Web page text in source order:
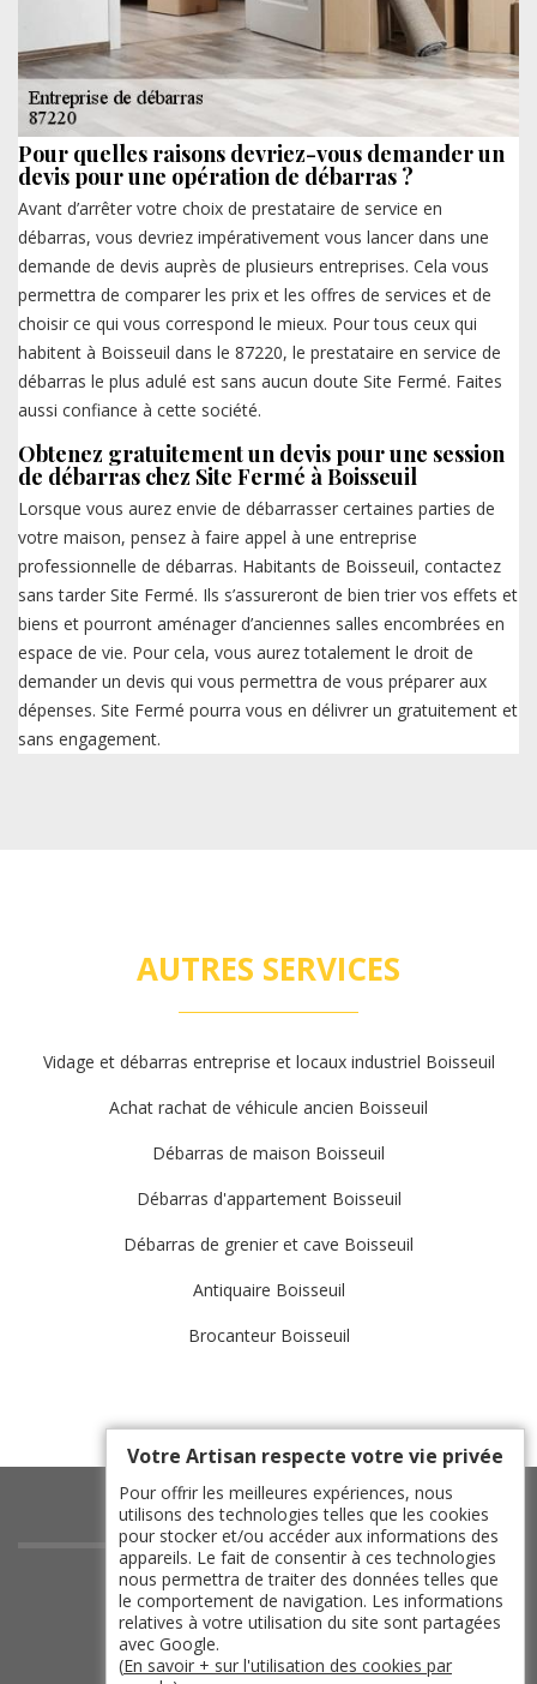
Pour quelles raisons devriez-vous demander un
devis pour une opération de débarras ?
Avant d’arrêter votre choix de prestataire de service en
débarras, vous devriez impérativement vous lancer dans une
demande de devis auprès de plusieurs entreprises. Cela vous
permettra de comparer les prix et les offres de services et de
choisir ce qui vous correspond le mieux. Pour tous ceux qui
habitent à Boisseuil dans le 87220, le prestataire en service de
débarras le plus adulé est sans aucun doute Site Fermé. Faites
aussi confiance à cette société.
Obtenez gratuitement un devis pour une session
de débarras chez Site Fermé à Boisseuil
Lorsque vous aurez envie de débarrasser certaines parties de
votre maison, pensez à faire appel à une entreprise
professionnelle de débarras. Habitants de Boisseuil, contactez
sans tarder Site Fermé. Ils s’assureront de bien trier vos effets et
biens et pourront aménager d’anciennes salles encombrées en
espace de vie. Pour cela, vous aurez totalement le droit de
demander un devis qui vous permettra de vous préparer aux
dépenses. Site Fermé pourra vous en délivrer un gratuitement et
sans engagement.
AUTRES SERVICES
Vidage et débarras entreprise et locaux industriel Boisseuil
Achat rachat de véhicule ancien Boisseuil
Débarras de maison Boisseuil
Débarras d'appartement Boisseuil
Débarras de grenier et cave Boisseuil
Antiquaire Boisseuil
Brocanteur Boisseuil
indisponible
indisponible
indisponible
Votre Artisan respecte votre vie privée
Pour offrir les meilleures expériences, nous
utilisons des technologies telles que les cookies
pour stocker et/ou accéder aux informations des
appareils. Le fait de consentir à ces technologies
nous permettra de traiter des données telles que
le comportement de navigation. Les informations
relatives à votre utilisation du site sont partagées
avec Google.
(En savoir + sur l'utilisation des cookies par